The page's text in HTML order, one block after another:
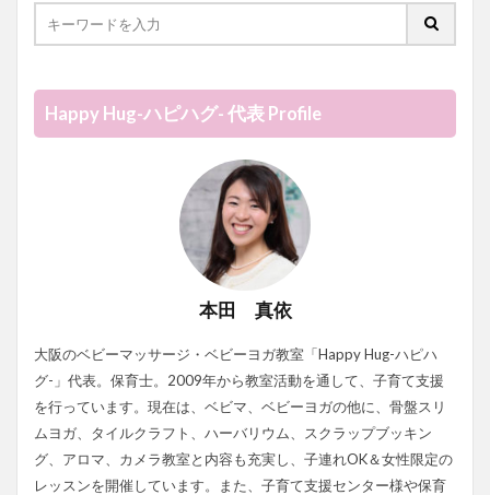
Happy Hug-ハピハグ- 代表 Profile
本田 真依
大阪のベビーマッサージ・ベビーヨガ教室「Happy Hug-ハピハ
グ-」代表。保育士。2009年から教室活動を通して、子育て支援
を行っています。現在は、ベビマ、ベビーヨガの他に、骨盤スリ
ムヨガ、タイルクラフト、ハーバリウム、スクラップブッキン
グ、アロマ、カメラ教室と内容も充実し、子連れOK＆女性限定の
レッスンを開催しています。また、子育て支援センター様や保育